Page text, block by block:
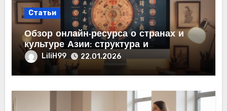
Статьи
Обзор онлайн-ресурса о странах и
культуре Азии: структура и
содержание
LiliH99 22.01.2026